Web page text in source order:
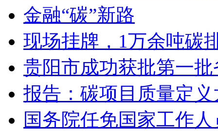
金融“碳”新路
现场挂牌，1万余吨碳
贵阳市成功获批第一
报告：碳项目质量定
国务院任免国家工作